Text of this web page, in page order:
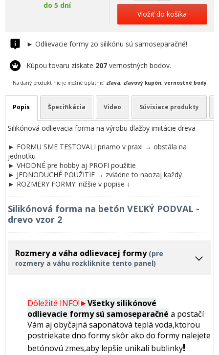
do 5 dní
Vložiť do košíka
► Odlievacie formy zo silikónu sú samoseparačné!
Kúpou tovaru získate 207 vernostných bodov.
Na daný produkt nie je možné uplatniť: zľava, zľavový kupón, vernostné body
Popis Špecifikácia Video Súvisiace produkty
Silikónová odlievacia forma na výrobu dlažby imitácie dreva
► FORMU SME TESTOVALI priamo v praxi → obstála na
jednotku
► VHODNÉ pre hobby aj PROFI použitie
► JEDNODUCHÉ POUŽITIE → zvládne to naozaj každý
► ROZMERY FORMY: nižšie v popise ↓
Silikónová forma na betón VEĽKÝ PODVAL -
drevo vzor 2
Rozmery a váha odlievacej formy (pre
rozmery a váhu rozkliknite tento panel)
Dôležité INFO!►Všetky silikónové
odlievacie formy sú samoseparačné a postačí
Vám aj obyčajná saponátová teplá voda,ktorou
postriekate dno formy skôr ako do formy nalejete
betónovú zmes,aby lepšie unikali bublinky!